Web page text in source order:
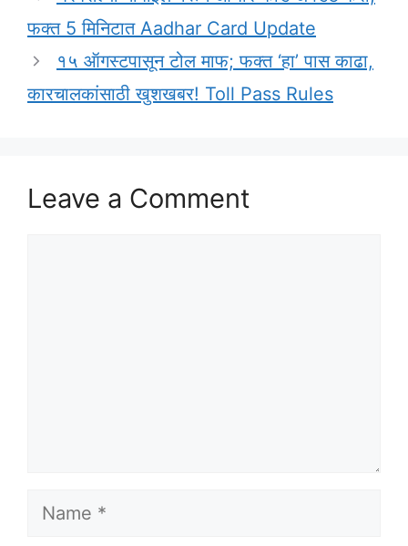
फक्त 5 मिनिटात Aadhar Card Update
१५ ऑगस्टपासून टोल माफ; फक्त ‘हा’ पास काढा,
कारचालकांसाठी खुशखबर! Toll Pass Rules
Leave a Comment
Name